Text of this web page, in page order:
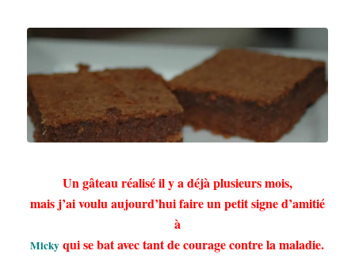
Un gâteau réalisé il y a déjà plusieurs mois,
mais j’ai voulu aujourd’hui faire un petit signe d’amitié
à
Micky qui se bat avec tant de courage contre la maladie.